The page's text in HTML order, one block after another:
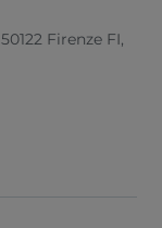
Firenze FI,